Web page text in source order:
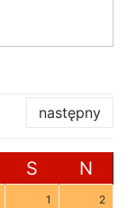
następny
S N
1 2